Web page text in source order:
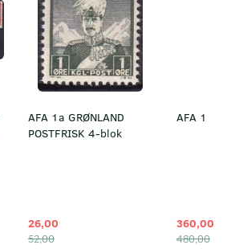
AFA 1a GRØNLAND
POSTFRISK 4-blok
26,00
52,00
AFA 1
360,00
480,00